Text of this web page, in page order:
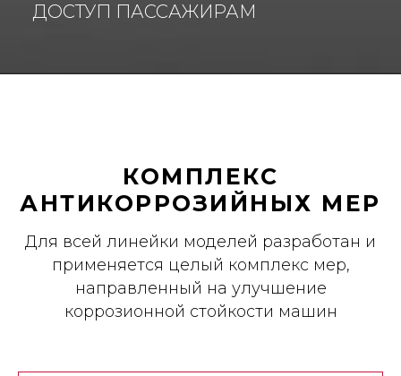
ДОСТУП ПАССАЖИРАМ
КОМПЛЕКС
АНТИКОРРОЗИЙНЫХ МЕР
Для всей линейки моделей разработан и
применяется целый комплекс мер,
направленный на улучшение
коррозионной стойкости машин